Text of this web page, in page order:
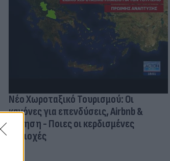
Νέο Χωροταξικό Τουρισμού: Οι
κανόνες για επενδύσεις, Airbnb &
δόμηση - Ποιες οι κερδισμένες
περιοχές